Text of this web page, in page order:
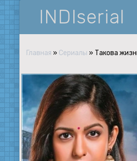
INDIserial
Главная » Сериалы » Такова